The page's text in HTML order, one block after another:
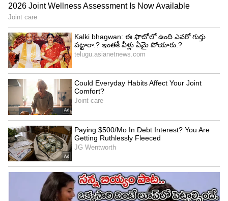
అండర్‌గ్రౌండ్‌, ఎలివేటెడ్‌, ఎట్‌గ్రేడ్‌ ట్రాక్‌ల కలయిక
ఈ కొత్త కారిడార్ నిర్మాణంలో మూడు రకాల సాంకేతిక
విధానాలను ఉపయోగించనున్నారు. ఎయిర్‌పోర్ట్ టెర్మినల్
నుంచి కార్గో ప్రాంతం వరకు సుమారు 2 కిలోమీటర్లు భూమి
లోపల అండర్‌గ్రౌండ్ మార్గంగా ఉంటుంది. అక్కడి నుంచి
పెద్ద గోల్కొండ, తుక్కుగూడ, రావిర్యాల ప్రాంతాల వరకు
దాదాపు 20 కిలోమీటర్లు ఎలివేటెడ్ ట్రాక్‌పై మెట్రో
నడుస్తుంది. రావిర్యాల నుంచి స్కిల్ యూనివర్సిటీ వరకు
మరో 18 కిలోమీటర్లు భూమి మీదే ఎట్‌గ్రేడ్ విధానంలో ట్రాక్
ఏర్పాటు చేయనున్నారు. హెచ్‌ఎండీఏ నిర్మించనున్న 100
మీటర్ల వెడల్పైన గ్రీన్‌ఫీల్డ్ రహదారి మధ్యలో మెట్రో లైన్‌కు